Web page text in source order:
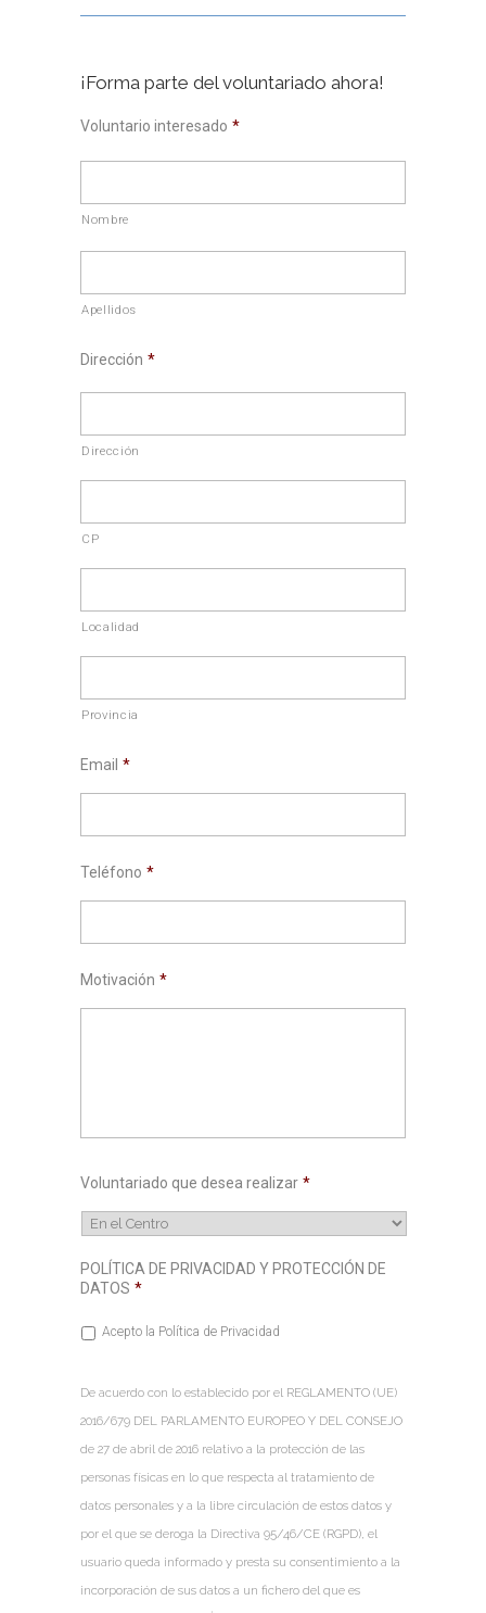
¡Forma parte del voluntariado ahora!
Voluntario interesado *
Nombre
Apellidos
Dirección *
Dirección
CP
Localidad
Provincia
Email *
Teléfono *
Motivación *
Voluntariado que desea realizar *
POLÍTICA DE PRIVACIDAD Y PROTECCIÓN DE
DATOS *
Acepto la Política de Privacidad
De acuerdo con lo establecido por el REGLAMENTO (UE)
2016/679 DEL PARLAMENTO EUROPEO Y DEL CONSEJO
de 27 de abril de 2016 relativo a la protección de las
personas físicas en lo que respecta al tratamiento de
datos personales y a la libre circulación de estos datos y
por el que se deroga la Directiva 95/46/CE (RGPD), el
usuario queda informado y presta su consentimiento a la
incorporación de sus datos a un fichero del que es